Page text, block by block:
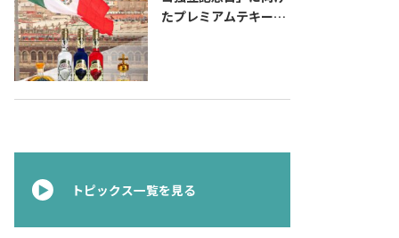
たプレミアムテキーラ
トピックス一覧を見る